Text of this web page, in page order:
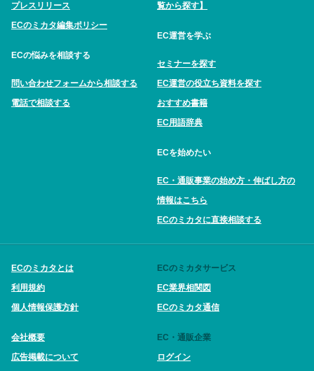
プレスリリース
ECのミカタ編集ポリシー
ECの悩みを相談する
問い合わせフォームから相談する
電話で相談する
覧から探す】
EC運営を学ぶ
セミナーを探す
EC運営の役立ち資料を探す
おすすめ書籍
EC用語辞典
ECを始めたい
EC・通販事業の始め方・伸ばし方の
情報はこちら
ECのミカタに直接相談する
ECのミカタとは
利用規約
個人情報保護方針
会社概要
広告掲載について
ECのミカタサービス
EC業界相関図
ECのミカタ通信
EC・通販企業
ログイン